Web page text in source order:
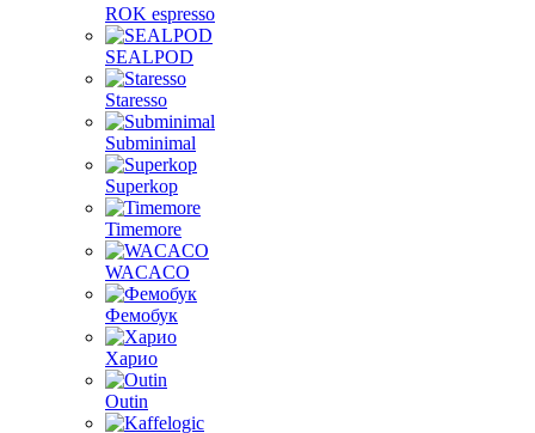
ROK espresso
SEALPOD
Staresso
Subminimal
Superkop
Timemore
WACACO
Фемобук
Харио
Outin